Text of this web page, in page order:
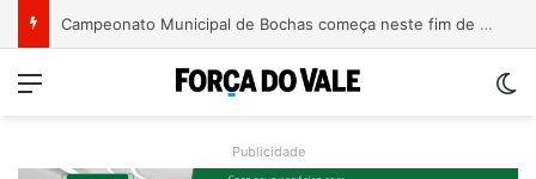
Turismo de Relvado ganha destaque na Turisvales 2026 com apresentação do Caminho da Fé e Devoção
Menu
Publicidade